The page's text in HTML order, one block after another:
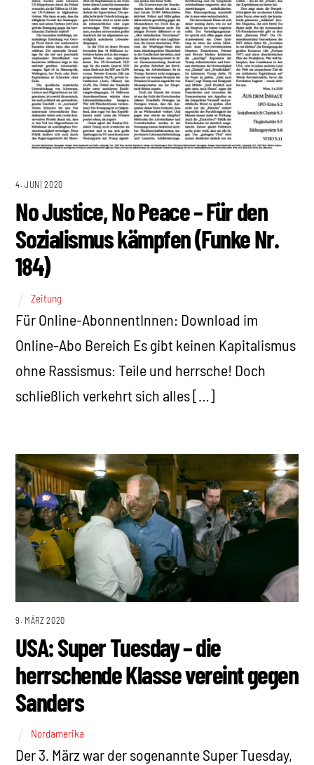
4. JUNI 2020
No Justice, No Peace – Für den
Sozialismus kämpfen (Funke Nr.
184)
Zeitung
Für Online-AbonnentInnen: Download im
Online-Abo Bereich Es gibt keinen Kapitalismus
ohne Rassismus: Teile und herrsche! Doch
schließlich verkehrt sich alles […]
9. MÄRZ 2020
USA: Super Tuesday – die
herrschende Klasse vereint gegen
Sanders
Nordamerika
Der 3. März war der sogenannte Super Tuesday,